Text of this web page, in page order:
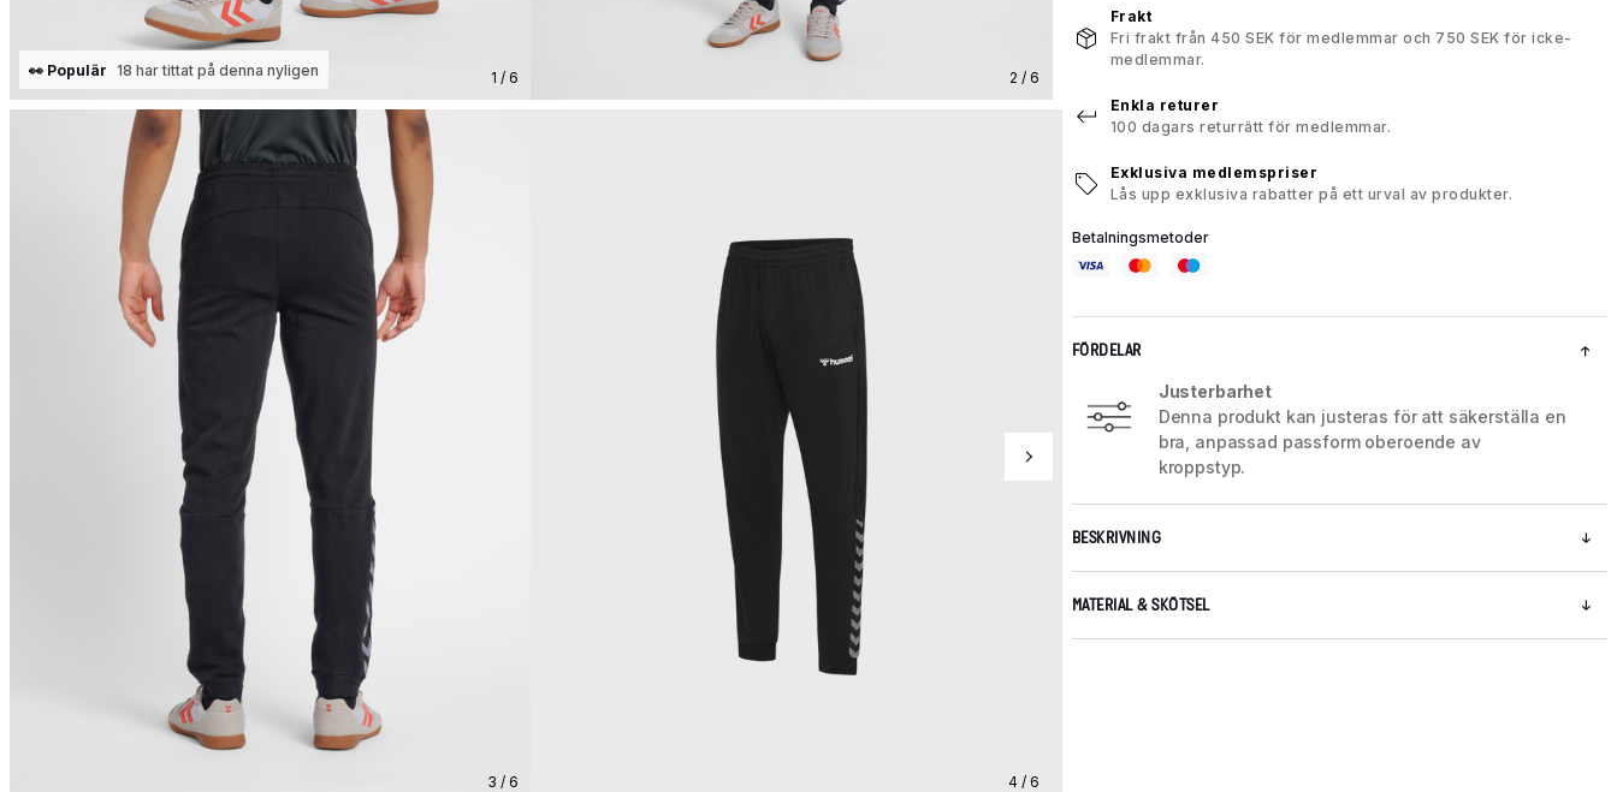
1 / 6
👀 Populär 18 har tittat på denna nyligen 2 / 6
3 / 6 4 / 6
Frakt
Fri frakt från 450 SEK för medlemmar och 750 SEK för icke-
medlemmar.
Enkla returer
100 dagars returrätt för medlemmar.
Exklusiva medlemspriser
Lås upp exklusiva rabatter på ett urval av produkter.
Betalningsmetoder
FÖRDELAR
Justerbarhet
Denna produkt kan justeras för att säkerställa en
bra, anpassad passform oberoende av
kroppstyp.
BESKRIVNING
MATERIAL & SKÖTSEL